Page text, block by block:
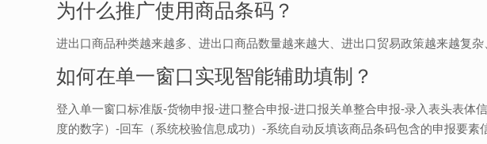
为什么推广使用商品条码？
进出口商品种类越来越多、进出口商品数量越来越大、进出口贸易政策越来越复杂
如何在单一窗口实现智能辅助填制？
登入单一窗口标准版-货物申报-进口整合申报-进口报关单整合申报-录入表头表体
度的数字）-回车（系统校验信息成功）-系统自动反填该商品条码包含的申报要素